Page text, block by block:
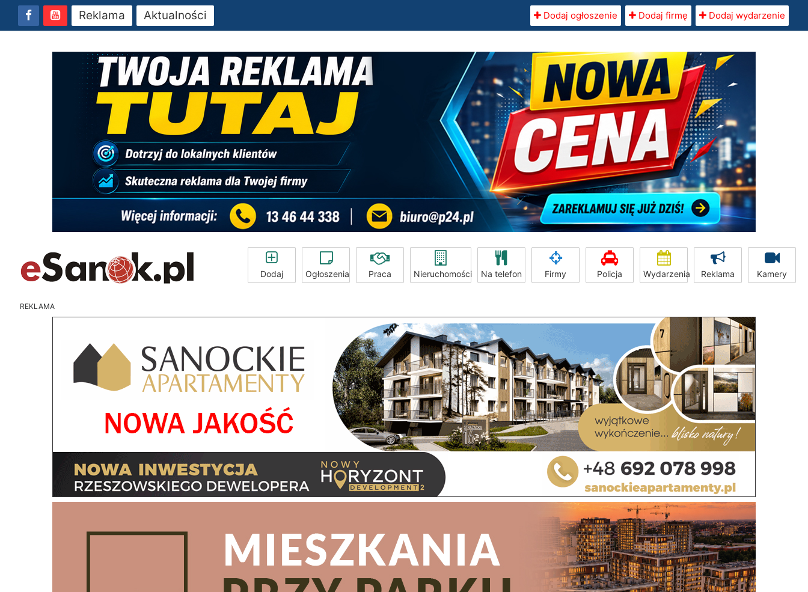
Reklama Aktualności Dodaj ogłoszenie Dodaj firmę Dodaj wydarzenie
Dodaj Ogłoszenia Praca Nieruchomości Na telefon Firmy Policja Wydarzenia Reklama Kamery
REKLAMA